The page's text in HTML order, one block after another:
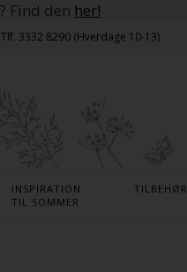
Find den her!
Tlf. 3332 8290 (Hverdage 10-13)
INSPIRATION
TIL SOMMER
TILBEHØR